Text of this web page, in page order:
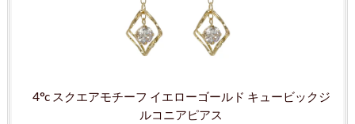
4°c スクエアモチーフ イエローゴールド キュービックジ
ルコニアピアス